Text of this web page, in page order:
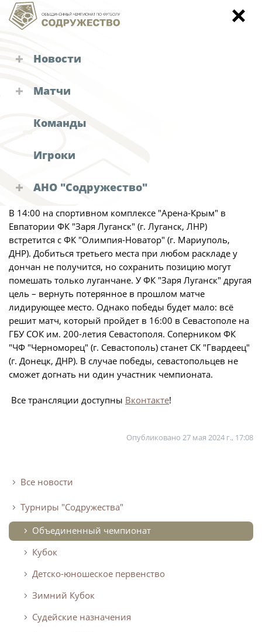
Новости
Зимний Кубок
Решения КДК
Новости "Содружества"
Матчи
Объединенный чемпионат по футболу
Календарь и результаты матчей
Турнирная таблица
Команды
Игроки
Дисквалификации
Новости
О турнире
Кубок Объединенного Чемпионата по
футболу "Содружество"
Календарь и результаты матчей
Статистика
Новости
О турнире
Турнир Объединенного чемпионата по
футболу "Содружество" среди юношей
Команды
Игроки
АНО "Содружество"
Аппарат
Офис-менеджер
Юрист
Бухгалтерия
Служба безопасности
Пресс-служба
Отдел информационных технологий
Спортивный комитет
Контрольно-дисциплинарный комитет
Документы
Опубликовано 27 мая 2024 г., 17:08
Все новости
Турниры "Содружества"
Объединенный чемпионат
Кубок
Детско-юношеское первенство
Зимний Кубок
Судейские назначения
недель первого круга Объединённого чемпионата по
станут для всех четырёх команд завтрашнего дня.
В 14:00 на спортивном комплексе "Арена-Крым" в
Евпатории ФК "Заря Луганск" (г. Луганск, ЛНР)
встретится с ФК "Олимпия-Новатор" (г. Мариуполь,
ДНР). Добиться третьего места при любом раскладе у
дончан не получится, но сохранить позицию могут
помешать только луганчане. У ФК "Заря Луганск" другая
цель – вернуть потерянное в прошлом матче
лидирующее место. Однако победы будет мало: всё
решит матч, который пройдет в 16:00 в Севастополе на
ГБУ СОК им. 200-летия Севастополя. Соперником ФК
"ЧФ "Черноморец" (г. Севастополь) станет СК "Гвардеец"
(г. Донецк, ДНР). В случае победы, севастопольцев не
сможет догнать ни один участник чемпионата.
Все трансляции доступны Вконтакте!